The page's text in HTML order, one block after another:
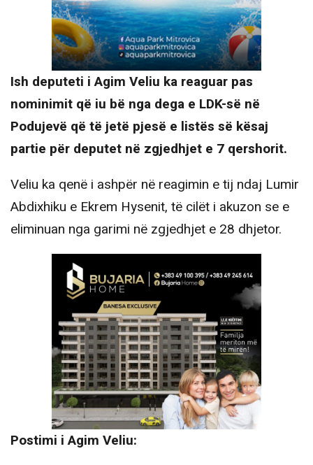
Ish deputeti i Agim Veliu ka reaguar pas
nominimit që iu bë nga dega e LDK-së në
Podujevë që të jetë pjesë e listës së kësaj
partie për deputet në zgjedhjet e 7 qershorit.
Veliu ka qenë i ashpër në reagimin e tij ndaj Lumir
Abdixhiku e Ekrem Hysenit, të cilët i akuzon se e
eliminuan nga garimi në zgjedhjet e 28 dhjetor.
Postimi i Agim Veliu: